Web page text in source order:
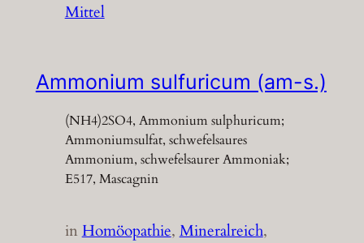
Mittel
Ammonium sulfuricum (am-s.)
(NH4)2SO4, Ammonium sulphuricum;
Ammoniumsulfat, schwefelsaures
Ammonium, schwefelsaurer Ammoniak;
E517, Mascagnin
inHomöopathie, Mineralreich